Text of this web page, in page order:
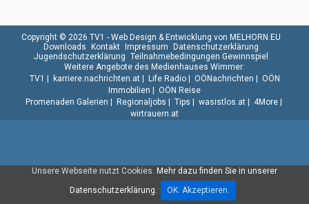
Unsere Webseite nutzt Cookies. Mehr dazu finden Sie in unserer
Datenschutzerklärung.
OK. Akzeptieren.
Copyright © 2026 TV1 - Web Design & Entwicklung von MELHORN.EU
Downloads
Kontakt Impressum
Datenschutzerklärung
Jugendschutzerklärung Teilnahmebedingungen Gewinnspiel
Weitere Angebote des Medienhauses Wimmer:
TV1
karriere.nachrichten.at| Life Radio| OÖNachrichten
OÖN
Immobilien
OÖN Reise
Promenaden Galerien
Regionaljobs Tips wasistlos.at| 4More|
wirtrauern.at